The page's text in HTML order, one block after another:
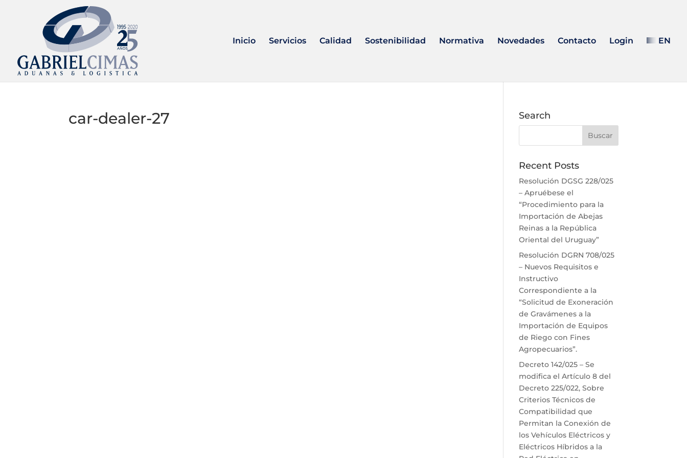
Inicio Servicios Calidad Sostenibilidad Normativa Novedades Contacto Login EN
car-dealer-27 Search
Recent Posts
Resolución DGSG 228/025
– Apruébese el
“Procedimiento para la
Importación de Abejas
Reinas a la República
Oriental del Uruguay”
Resolución DGRN 708/025
– Nuevos Requisitos e
Instructivo
Correspondiente a la
“Solicitud de Exoneración
de Gravámenes a la
Importación de Equipos
de Riego con Fines
Agropecuarios”.
Decreto 142/025 – Se
modifica el Artículo 8 del
Decreto 225/022, Sobre
Criterios Técnicos de
Compatibilidad que
Permitan la Conexión de
los Vehículos Eléctricos y
Eléctricos Híbridos a la